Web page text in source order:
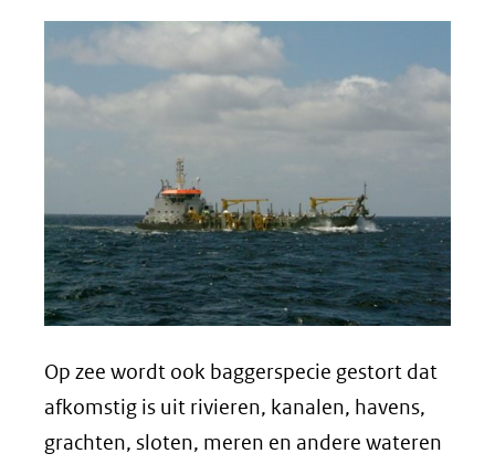
Op zee wordt ook baggerspecie gestort dat
afkomstig is uit rivieren, kanalen, havens,
grachten, sloten, meren en andere wateren